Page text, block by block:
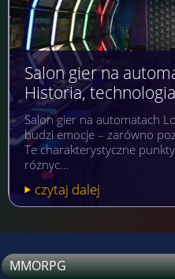
Salon gier na
Historia,
Salon gier na automatach
budzi emocje – zarówno
Te charakterystyczne
różnyc…
czytaj dalej
MMORPG